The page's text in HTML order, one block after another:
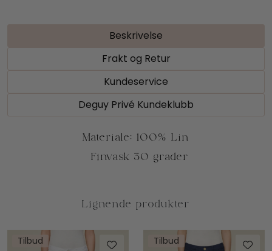
Beskrivelse
Frakt og Retur
Kundeservice
Deguy Privé Kundeklubb
Tilbud Tilbud